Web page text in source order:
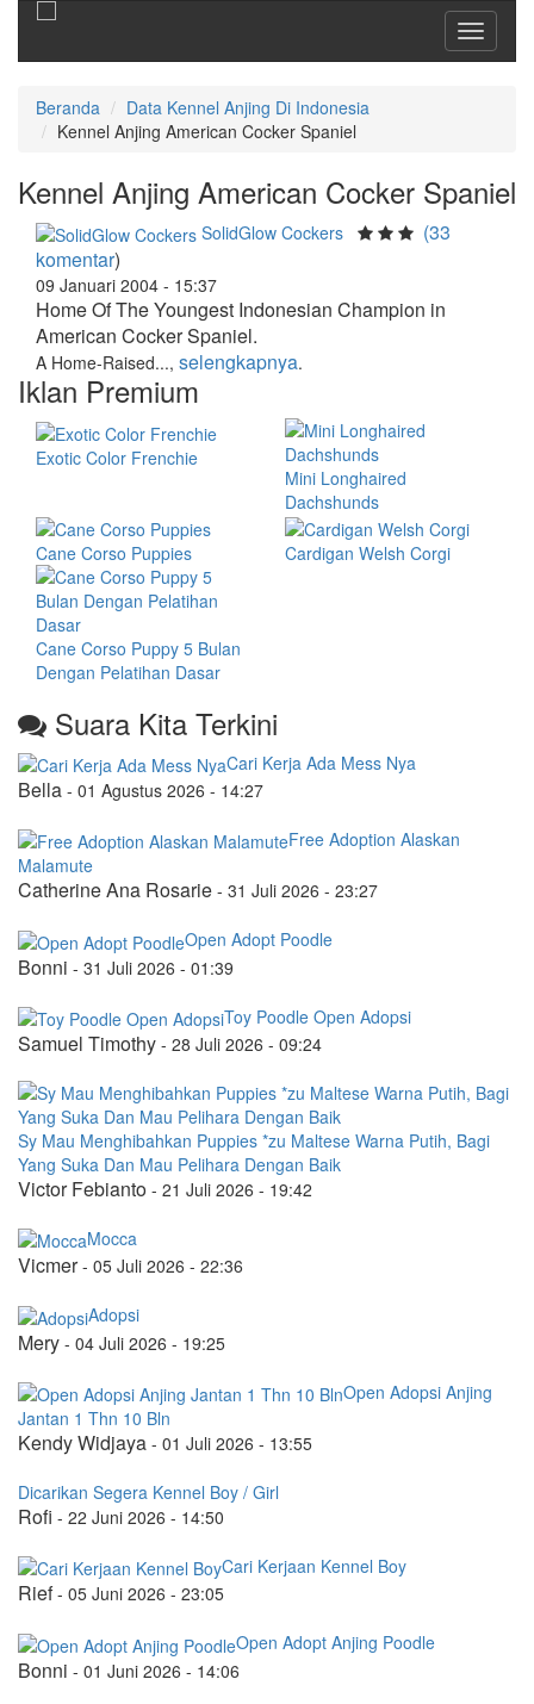
Toggle
Beranda
Data Kennel Anjing Di Indonesia
Kennel Anjing American Cocker Spaniel
Kennel Anjing American Cocker Spaniel
SolidGlow Cockers
(33
komentar)
09 Januari 2004 - 15:37
Home Of The Youngest Indonesian Champion in
American Cocker Spaniel.
A Home-Raised..., selengkapnya.
Iklan Premium
Exotic Color Frenchie
Mini Longhaired
Dachshunds
Cane Corso Puppies Cardigan Welsh Corgi
Cane Corso Puppy 5 Bulan
Dengan Pelatihan Dasar
Suara Kita Terkini
Cari Kerja Ada Mess Nya
Bella - 01 Agustus 2026 - 14:27
Free Adoption Alaskan
Malamute
Catherine Ana Rosarie - 31 Juli 2026 - 23:27
Open Adopt Poodle
Bonni - 31 Juli 2026 - 01:39
Toy Poodle Open Adopsi
Samuel Timothy - 28 Juli 2026 - 09:24
Sy Mau Menghibahkan Puppies *zu Maltese Warna Putih, Bagi
Yang Suka Dan Mau Pelihara Dengan Baik
Victor Febianto - 21 Juli 2026 - 19:42
Mocca
Vicmer- 05 Juli 2026 - 22:36
Adopsi
Mery - 04 Juli 2026 - 19:25
Open Adopsi Anjing
Jantan 1 Thn 10 Bln
Kendy Widjaya - 01 Juli 2026 - 13:55
Dicarikan Segera Kennel Boy / Girl
Rofi - 22 Juni 2026 - 14:50
Cari Kerjaan Kennel Boy
Rief- 05 Juni 2026 - 23:05
Open Adopt Anjing Poodle
Bonni - 01 Juni 2026 - 14:06